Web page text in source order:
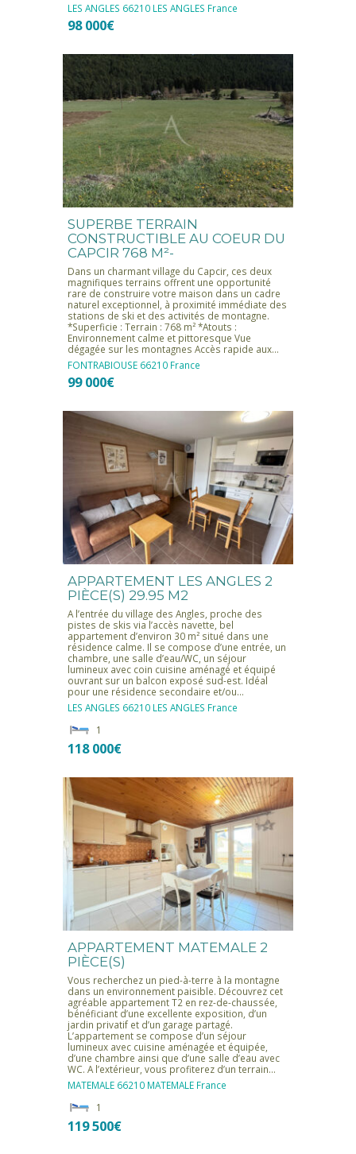
LES ANGLES 66210 LES ANGLES France
98 000€
SUPERBE TERRAIN
CONSTRUCTIBLE AU COEUR DU
CAPCIR 768 M²-
Dans un charmant village du Capcir, ces deux
magnifiques terrains offrent une opportunité
rare de construire votre maison dans un cadre
naturel exceptionnel, à proximité immédiate des
stations de ski et des activités de montagne.
*Superficie : Terrain : 768 m² *Atouts :
Environnement calme et pittoresque Vue
dégagée sur les montagnes Accès rapide aux…
FONTRABIOUSE 66210 France
99 000€
APPARTEMENT LES ANGLES 2
PIÈCE(S) 29.95 M2
A l’entrée du village des Angles, proche des
pistes de skis via l’accès navette, bel
appartement d’environ 30 m² situé dans une
résidence calme. Il se compose d’une entrée, un
chambre, une salle d’eau/WC, un séjour
lumineux avec coin cuisine aménagé et équipé
ouvrant sur un balcon exposé sud-est. Idéal
pour une résidence secondaire et/ou…
LES ANGLES 66210 LES ANGLES France
1
118 000€
APPARTEMENT MATEMALE 2
PIÈCE(S)
Vous recherchez un pied-à-terre à la montagne
dans un environnement paisible. Découvrez cet
agréable appartement T2 en rez-de-chaussée,
bénéficiant d’une excellente exposition, d’un
jardin privatif et d’un garage partagé.
L’appartement se compose d’un séjour
lumineux avec cuisine aménagée et équipée,
d’une chambre ainsi que d’une salle d’eau avec
WC. A l’extérieur, vous profiterez d’un terrain…
MATEMALE 66210 MATEMALE France
1
119 500€